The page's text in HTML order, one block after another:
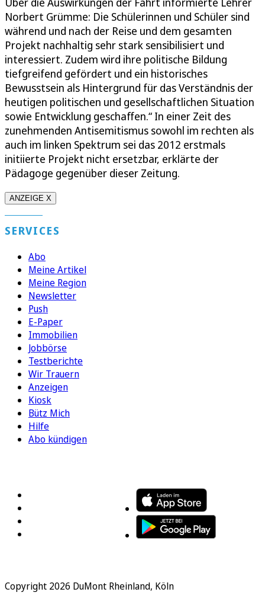
Norbert Grümme: Die Schülerinnen und Schüler sind
während und nach der Reise und dem gesamten
Projekt nachhaltig sehr stark sensibilisiert und
interessiert. Zudem wird ihre politische Bildung
tiefgreifend gefördert und ein historisches
Bewusstsein als Hintergrund für das Verständnis der
heutigen politischen und gesellschaftlichen Situation
sowie Entwicklung geschaffen.“ In einer Zeit des
zunehmenden Antisemitismus sowohl im rechten als
auch im linken Spektrum sei das 2012 erstmals
initiierte Projekt nicht ersetzbar, erklärte der
Pädagoge gegenüber dieser Zeitung.
ANZEIGE X
SERVICES
Abo
Meine Artikel
Meine Region
Newsletter
Push
E-Paper
Immobilien
Jobbörse
Testberichte
Wir Trauern
Anzeigen
Kiosk
Bütz Mich
Hilfe
Abo kündigen
Copyright 2026 DuMont Rheinland, Köln